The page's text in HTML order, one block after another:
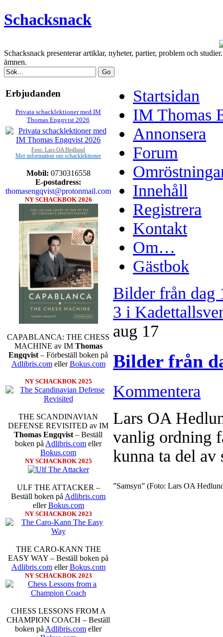
Schacksnack
Schacksnack presenterar artiklar, nyheter, partier, problem och
ämnen.
Erbjudanden
Privata schacklektioner med IM
Thomas Engqvist 2026
Foto: Lars OA Hedlund
Mer information om schacklektioner
Mobil: 0730316558
E-postadress:
thomasengqvist@protonmail.com
NY SCHACKBOK 2026
CAPABLANCA: THE CHESS
MACHINE av IM Thomas
Engqvist – Förbeställ boken på
Adlibris.comellerBokus.com
NY SCHACKBOK 2025
THE SCANDINAVIAN
DEFENSE REVISITED av IM
Thomas Engqvist – Beställ
boken på Adlibris.com eller
Bokus.com
NY SCHACKBOK 2025
ULF THE ATTACKER –
Beställ boken på Adlibris.com
ellerBokus.com
NY SCHACKBOK 2023
THE CARO-KANN THE
EASY WAY – Beställ boken på
Adlibris.comellerBokus.com
NY SCHACKBOK 2023
CHESS LESSONS FROM A
CHAMPION COACH – Beställ
boken på Adlibris.com eller
Startsidan
IM Thomas
Annonsera
Forum
Innehåll
Registrera
Kontakt
Om…
Gästbok
aug 17
Kommentera
Lars OA
vanlig ordning
kunna ta del av
”Samsyn” (Foto: Lars OA